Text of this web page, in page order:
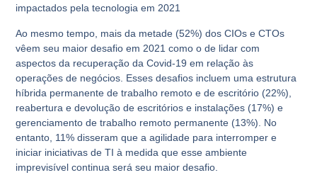
impactados pela tecnologia em 2021
Ao mesmo tempo, mais da metade (52%) dos CIOs e CTOs
vêem seu maior desafio em 2021 como o de lidar com
aspectos da recuperação da Covid-19 em relação às
operações de negócios. Esses desafios incluem uma estrutura
híbrida permanente de trabalho remoto e de escritório (22%),
reabertura e devolução de escritórios e instalações (17%) e
gerenciamento de trabalho remoto permanente (13%). No
entanto, 11% disseram que a agilidade para interromper e
iniciar iniciativas de TI à medida que esse ambiente
imprevisível continua será seu maior desafio.